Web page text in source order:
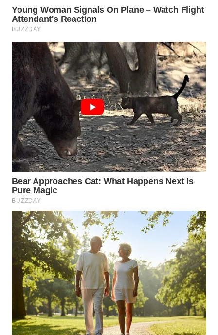
LABUHANBATU
WN
TAPANULI
TENGAH
WN DELI
SERDANG
WN
TEBING
TINGGI
WN
PAKPAK
WN
WN
BEKASI
WN
BOGOR
WN
DEPOK